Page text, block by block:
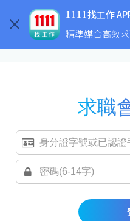
1111找工作
精準媒合高效
求職